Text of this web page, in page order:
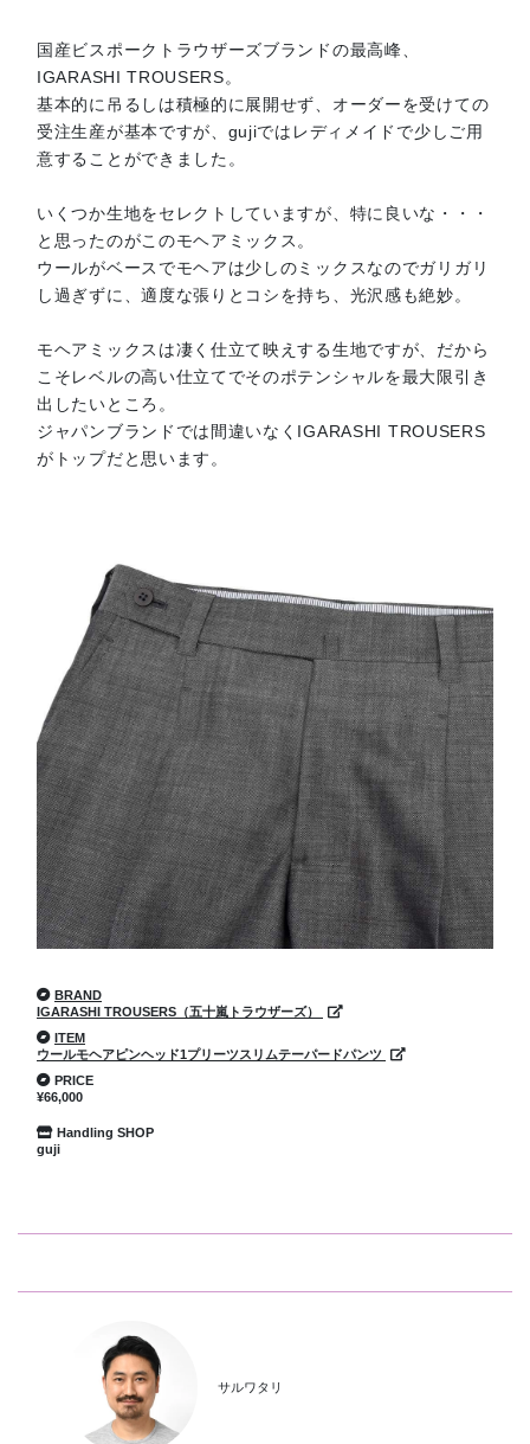
国産ビスポークトラウザーズブランドの最高峰、
IGARASHI TROUSERS。
基本的に吊るしは積極的に展開せず、オーダーを受けての
受注生産が基本ですが、gujiではレディメイドで少しご用
意することができました。
いくつか生地をセレクトしていますが、特に良いな・・・
と思ったのがこのモヘアミックス。
ウールがベースでモヘアは少しのミックスなのでガリガリ
し過ぎずに、適度な張りとコシを持ち、光沢感も絶妙。
モヘアミックスは凄く仕立て映えする生地ですが、だから
こそレベルの高い仕立てでそのポテンシャルを最大限引き
出したいところ。
ジャパンブランドでは間違いなくIGARASHI TROUSERS
がトップだと思います。
BRAND
IGARASHI TROUSERS（五十嵐トラウザーズ）
ITEM
ウールモヘアピンヘッド1プリーツスリムテーパードパンツ
PRICE
¥66,000
Handling SHOP
guji
サルワタリ